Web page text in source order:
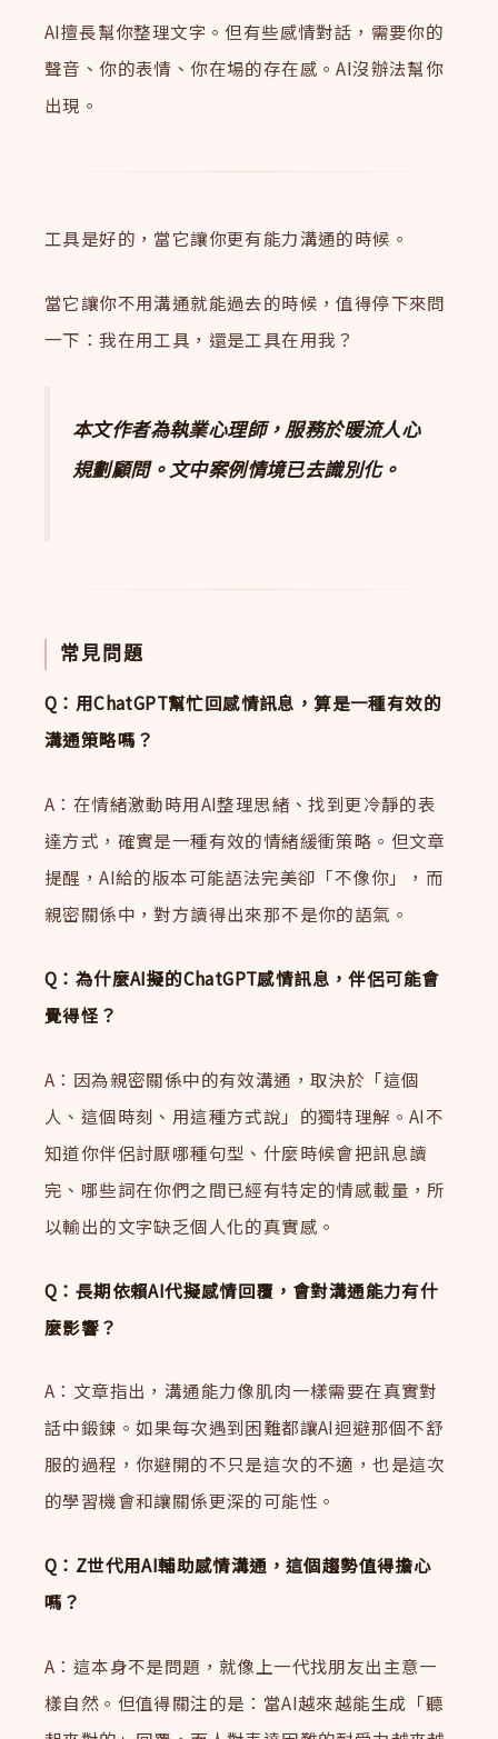
AI擅長幫你整理文字。但有些感情對話，需要你的
聲音、你的表情、你在場的存在感。AI沒辦法幫你
出現。
工具是好的，當它讓你更有能力溝通的時候。
當它讓你不用溝通就能過去的時候，值得停下來問
一下：我在用工具，還是工具在用我？
本文作者為執業心理師，服務於暖流人心
規劃顧問。文中案例情境已去識別化。
常見問題
Q：用ChatGPT幫忙回感情訊息，算是一種有效的
溝通策略嗎？
A：在情緒激動時用AI整理思緒、找到更冷靜的表
達方式，確實是一種有效的情緒緩衝策略。但文章
提醒，AI給的版本可能語法完美卻「不像你」，而
親密關係中，對方讀得出來那不是你的語氣。
Q：為什麼AI擬的ChatGPT感情訊息，伴侶可能會
覺得怪？
A：因為親密關係中的有效溝通，取決於「這個
人、這個時刻、用這種方式說」的獨特理解。AI不
知道你伴侶討厭哪種句型、什麼時候會把訊息讀
完、哪些詞在你們之間已經有特定的情感載量，所
以輸出的文字缺乏個人化的真實感。
Q：長期依賴AI代擬感情回覆，會對溝通能力有什
麼影響？
A：文章指出，溝通能力像肌肉一樣需要在真實對
話中鍛鍊。如果每次遇到困難都讓AI迴避那個不舒
服的過程，你避開的不只是這次的不適，也是這次
的學習機會和讓關係更深的可能性。
Q：Z世代用AI輔助感情溝通，這個趨勢值得擔心
嗎？
A：這本身不是問題，就像上一代找朋友出主意一
樣自然。但值得關注的是：當AI越來越能生成「聽